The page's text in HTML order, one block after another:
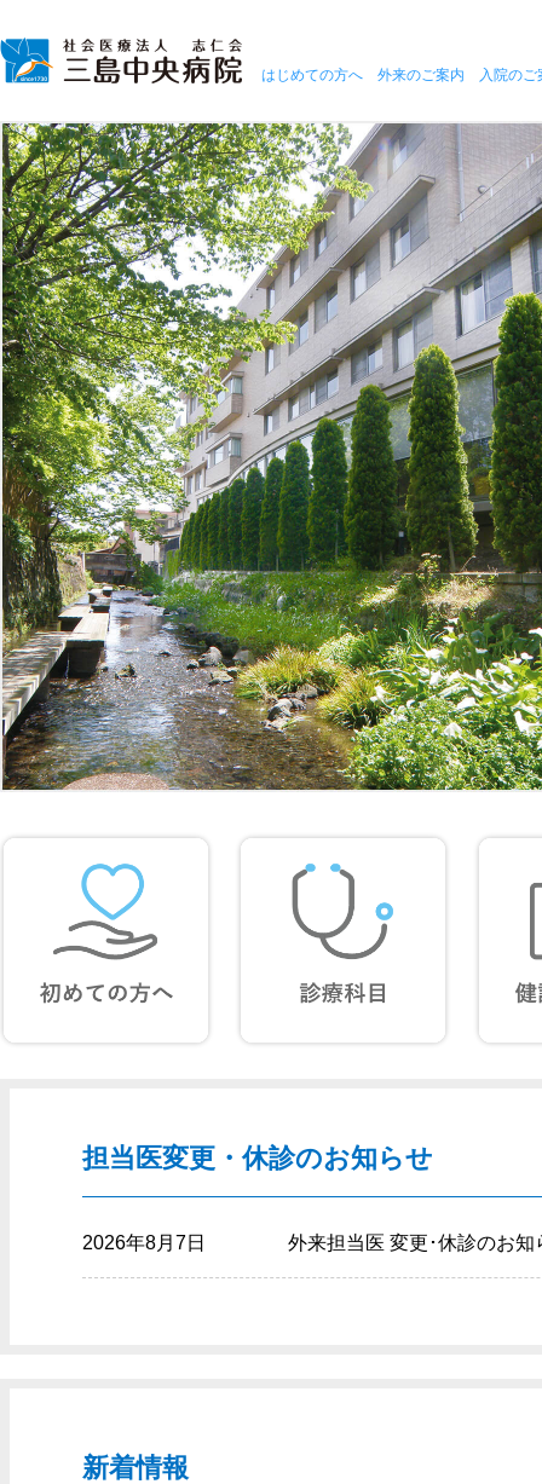
はじめての方へ 外来のご案内 入院のご
担当医変更・休診のお知らせ
外来担当医 変更･休診のお
2026年8月7日
新着情報